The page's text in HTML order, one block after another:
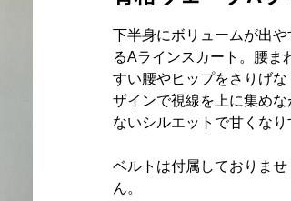
下半身にボリュームが出
るAラインスカート。腰ま
すい腰やヒップをさりげ
ザインで視線を上に集め
ないシルエットで甘くな
ベルトは付属しておりませ
ん